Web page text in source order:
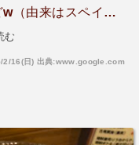
（由来はスペイン
かりしてる感が伝
む
2/16(日) 出典:www.google.com